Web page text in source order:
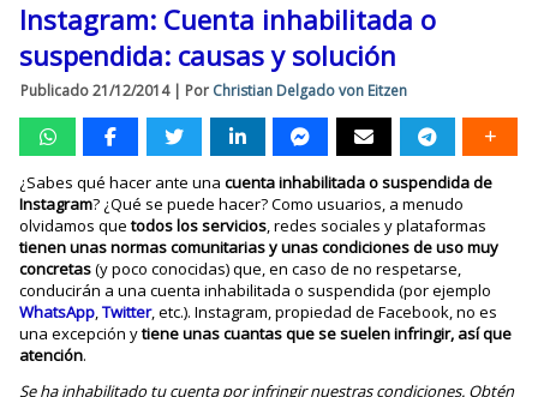
Instagram: Cuenta inhabilitada o
suspendida: causas y solución
Publicado 21/12/2014| Por Christian Delgado von Eitzen
¿Sabes qué hacer ante unacuenta inhabilitada o suspendida de
Instagram? ¿Qué se puede hacer? Como usuarios, a menudo
olvidamos quetodos los servicios, redes sociales y plataformas
tienen unas normas comunitarias y unas condiciones de uso muy
concretas(y poco conocidas) que, en caso de no respetarse,
conducirán a una cuenta inhabilitada o suspendida (por ejemplo
WhatsApp,Twitter, etc.). Instagram, propiedad de Facebook, no es
una excepción ytiene unas cuantas que se suelen infringir, así que
atención.
Se ha inhabilitado tu cuenta por infringir nuestras condiciones. Obtén